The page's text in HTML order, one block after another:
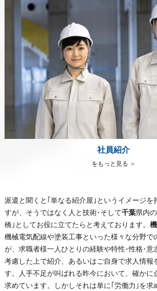
社員紹介
をもっと見る ＞
派遣と聞くと｢単なる紹介屋｣というイメージを
すが、そうではなく人と技術･そして千葉県内
橋｣としてお役に立てたらと考えております。
機械電気配線や塗装工事といった様々な分野で
が、求職者様一人ひとりの経験や特性･性格･意
考慮した上で紹介、あるいはご自身で求人情報
す。人手不足が叫ばれる昨今において、確かに
求めています。しかしそれは単に｢労働力｣を求